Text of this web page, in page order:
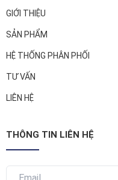
GIỚI THIỆU
SẢN PHẨM
HỆ THỐNG PHÂN PHỐI
TƯ VẤN
LIÊN HỆ
THÔNG TIN LIÊN HỆ